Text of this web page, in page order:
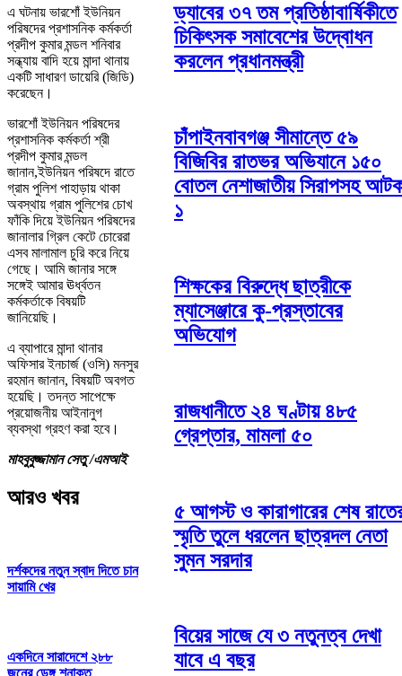
এ ঘটনায় ভারশোঁ ইউনিয়ন
পরিষদের প্রশাসনিক কর্মকর্তা
প্রদীপ কুমার মন্ডল শনিবার
সন্ধ্যায় বাদি হয়ে মান্দা থানায়
একটি সাধারণ ডায়েরি (জিডি)
করেছেন।
ভারশোঁ ইউনিয়ন পরিষদের
প্রশাসনিক কর্মকর্তা শ্রী
প্রদীপ কুমার মন্ডল
জানান,ইউনিয়ন পরিষদে রাতে
গ্রাম পুলিশ পাহাড়ায় থাকা
অবস্থায় গ্রাম পুলিশের চোখ
ফাঁকি দিয়ে ইউনিয়ন পরিষদের
জানালার গ্রিল কেটে চোরেরা
এসব মালামাল চুরি করে নিয়ে
গেছে। আমি জানার সঙ্গে
সঙ্গেই আমার ঊর্ধ্বতন
কর্মকর্তাকে বিষয়টি
জানিয়েছি।
এ ব্যাপারে মান্দা থানার
অফিসার ইনচার্জ (ওসি) মনসুর
রহমান জানান, বিষয়টি অবগত
হয়েছি। তদন্ত সাপেক্ষে
প্রয়োজনীয় আইনানুগ
ব্যবস্থা গ্রহণ করা হবে।
মাহবুবুজ্জামান সেতু /এমআই
আরও খবর
দর্শকদের নতুন স্বাদ দিতে চান
সায়ামি খের
একদিনে সারাদেশে ২৮৮
ড্যাবের ৩৭ তম প্রতিষ্ঠাবার্ষিকীতে
চিকিৎসক সমাবেশের উদ্বোধন
করলেন প্রধানমন্ত্রী
চাঁপাইনবাবগঞ্জ সীমান্তে ৫৯
বিজিবির রাতভর অভিযানে ১৫০
বোতল নেশাজাতীয় সিরাপসহ
১
শিক্ষকের বিরুদ্ধে ছাত্রীকে
ম্যাসেঞ্জারে কু-প্রস্তাবের
অভিযোগ
রাজধানীতে ২৪ ঘণ্টায় ৪৮৫
গ্রেপ্তার, মামলা ৫০
৫ আগস্ট ও কারাগারের শেষ
স্মৃতি তুলে ধরলেন ছাত্রদল নেতা
সুমন সরদার
বিয়ের সাজে যে ৩ নতুনত্ব দেখা
যাবে এ বছর